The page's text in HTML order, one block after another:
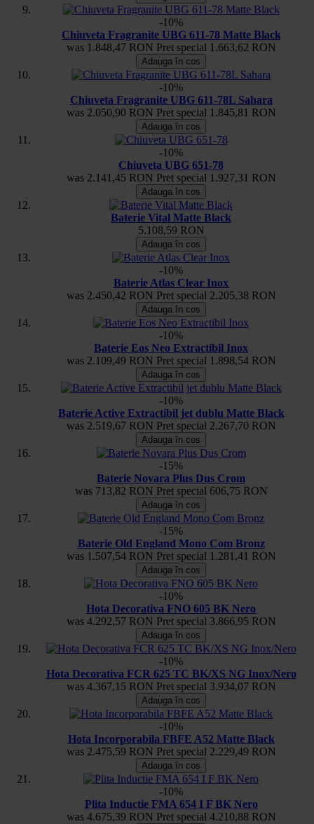
-10%
Chiuveta Fragranite UBG 611-78 Matte Black
was 1.848,47 RON Pret special 1.663,62 RON
Adauga în cos
-10%
Chiuveta Fragranite UBG 611-78L Sahara
was 2.050,90 RON Pret special 1.845,81 RON
Adauga în cos
-10%
Chiuveta UBG 651-78
was 2.141,45 RON Pret special 1.927,31 RON
Adauga în cos
Baterie Vital Matte Black
5.108,59 RON
Adauga în cos
-10%
Baterie Atlas Clear Inox
was 2.450,42 RON Pret special 2.205,38 RON
Adauga în cos
-10%
Baterie Eos Neo Extractibil Inox
was 2.109,49 RON Pret special 1.898,54 RON
Adauga în cos
-10%
Baterie Active Extractibil jet dublu Matte Black
was 2.519,67 RON Pret special 2.267,70 RON
Adauga în cos
-15%
Baterie Novara Plus Dus Crom
was 713,82 RON Pret special 606,75 RON
Adauga în cos
-15%
Baterie Old England Mono Com Bronz
was 1.507,54 RON Pret special 1.281,41 RON
Adauga în cos
-10%
Hota Decorativa FNO 605 BK Nero
was 4.292,57 RON Pret special 3.866,95 RON
Adauga în cos
-10%
Hota Decorativa FCR 625 TC BK/XS NG Inox/Nero
was 4.367,15 RON Pret special 3.934,07 RON
Adauga în cos
-10%
Hota Incorporabila FBFE A52 Matte Black
was 2.475,59 RON Pret special 2.229,49 RON
Adauga în cos
-10%
Plita Inductie FMA 654 I F BK Nero
was 4.675,39 RON Pret special 4.210,88 RON